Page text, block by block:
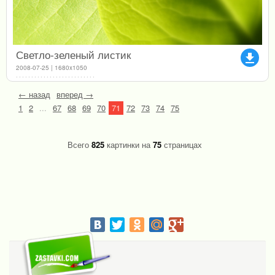
file_download
Светло-зеленый листик
2008-07-25 | 1680x1050
← назад вперед →
1
2 ... 67 68 69 70 71 72 73 74 75
Всего 825картинки на75страницах